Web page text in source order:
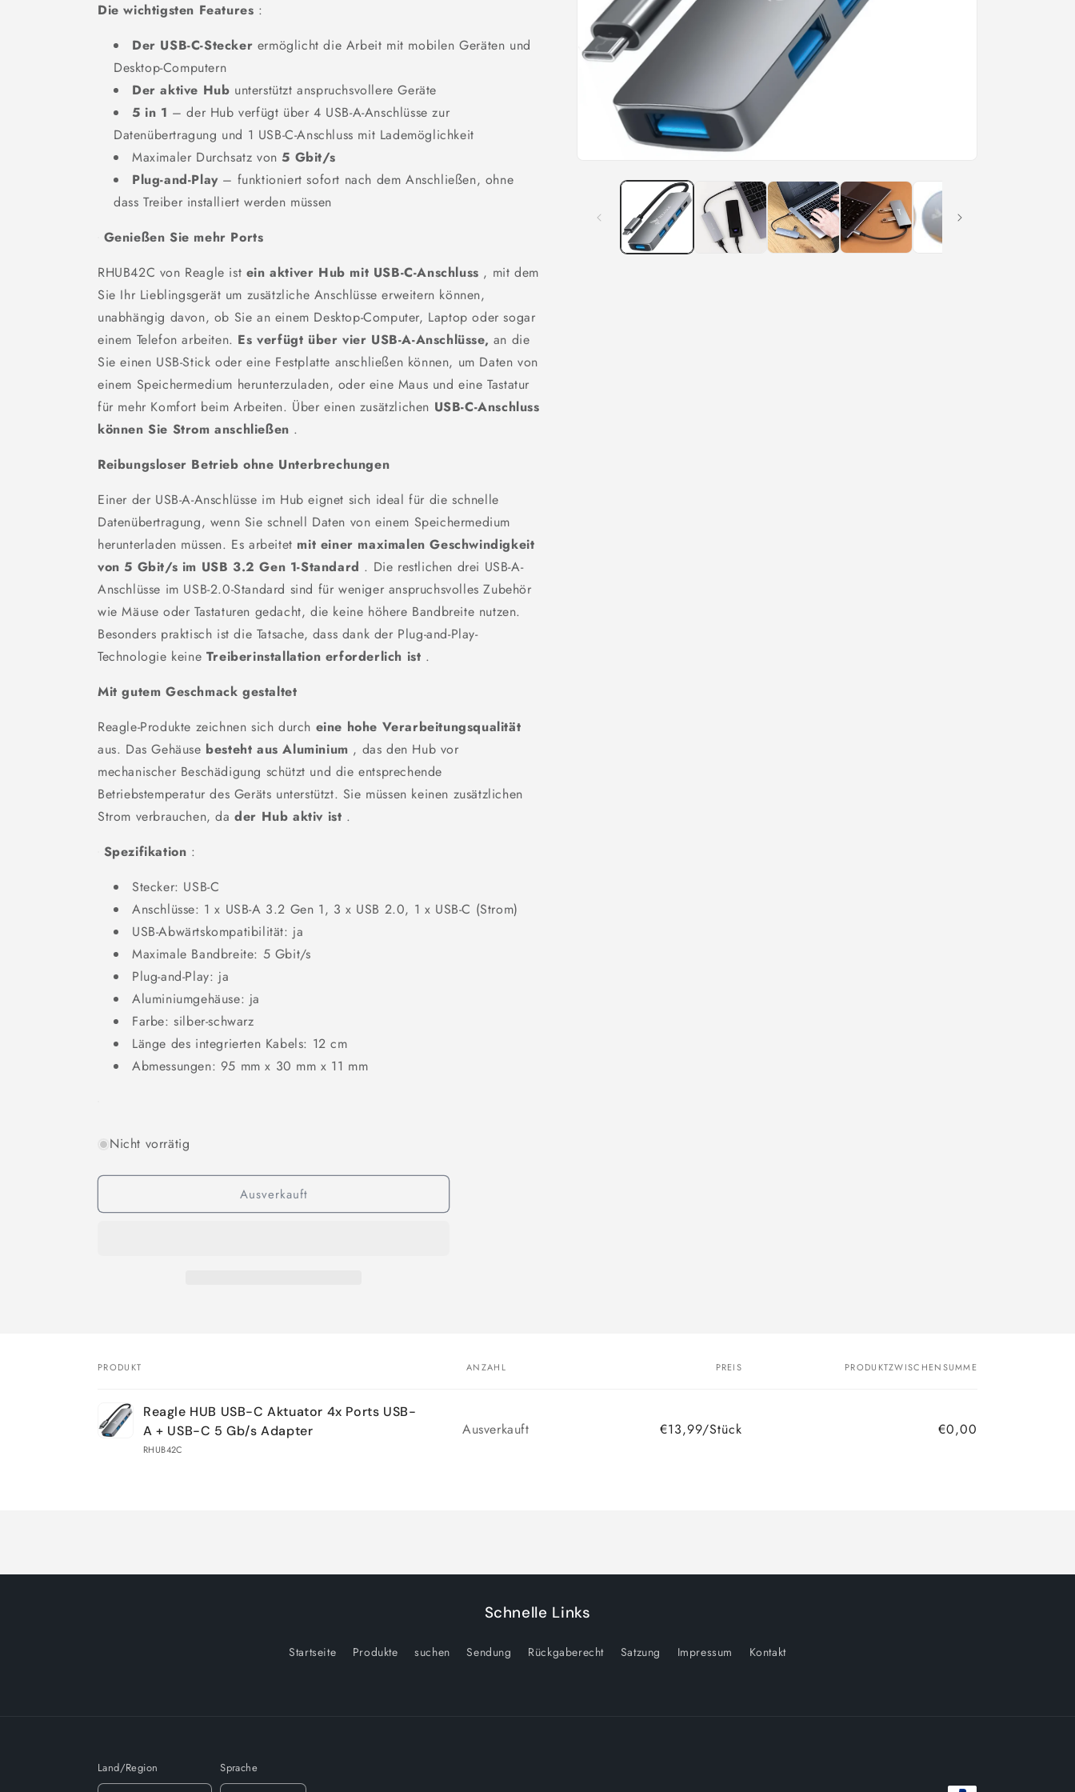
öffnen
Die wichtigsten Features :
Der USB-C-Stecker ermöglicht die Arbeit mit mobilen Geräten und
Desktop-Computern
Der aktive Hub unterstützt anspruchsvollere Geräte
5 in 1 – der Hub verfügt über 4 USB-A-Anschlüsse zur
Datenübertragung und 1 USB-C-Anschluss mit Lademöglichkeit
Maximaler Durchsatz von 5 Gbit/s
Plug-and-Play – funktioniert sofort nach dem Anschließen, ohne
dass Treiber installiert werden müssen
Genießen Sie mehr Ports
RHUB42C von Reagle ist ein aktiver Hub mit USB-C-Anschluss , mit dem
Sie Ihr Lieblingsgerät um zusätzliche Anschlüsse erweitern können,
unabhängig davon, ob Sie an einem Desktop-Computer, Laptop oder sogar
einem Telefon arbeiten. Es verfügt über vier USB-A-Anschlüsse, an die
Sie einen USB-Stick oder eine Festplatte anschließen können, um Daten von
einem Speichermedium herunterzuladen, oder eine Maus und eine Tastatur
für mehr Komfort beim Arbeiten. Über einen zusätzlichen USB-C-Anschluss
können Sie Strom anschließen .
Reibungsloser Betrieb ohne Unterbrechungen
Einer der USB-A-Anschlüsse im Hub eignet sich ideal für die schnelle
Datenübertragung, wenn Sie schnell Daten von einem Speichermedium
herunterladen müssen. Es arbeitet mit einer maximalen Geschwindigkeit
von 5 Gbit/s im USB 3.2 Gen 1-Standard . Die restlichen drei USB-A-
Anschlüsse im USB-2.0-Standard sind für weniger anspruchsvolles Zubehör
wie Mäuse oder Tastaturen gedacht, die keine höhere Bandbreite nutzen.
Besonders praktisch ist die Tatsache, dass dank der Plug-and-Play-
Technologie keine Treiberinstallation erforderlich ist .
Mit gutem Geschmack gestaltet
Reagle-Produkte zeichnen sich durch eine hohe Verarbeitungsqualität
aus. Das Gehäuse besteht aus Aluminium , das den Hub vor
mechanischer Beschädigung schützt und die entsprechende
Betriebstemperatur des Geräts unterstützt. Sie müssen keinen zusätzlichen
Strom verbrauchen, dader Hub aktiv ist .
Spezifikation :
Stecker: USB-C
Anschlüsse: 1 x USB-A 3.2 Gen 1, 3 x USB 2.0, 1 x USB-C (Strom)
USB-Abwärtskompatibilität: ja
Maximale Bandbreite: 5 Gbit/s
Plug-and-Play: ja
Aluminiumgehäuse: ja
Farbe: silber-schwarz
Länge des integrierten Kabels: 12 cm
Abmessungen: 95 mm x 30 mm x 11 mm
Nicht vorrätig
Ausverkauft
Dein
Warenkorb
PRODUKT ANZAHL PREIS PRODUKTZWISCHENSUMME
Reagle HUB USB-C Aktuator 4x Ports USB-
A + USB-C 5 Gb/s Adapter
RHUB42C
Anzahl
Ausverkauft €13,99/Stück €0,00
Schnelle Links
Startseite Produkte suchen Sendung Rückgaberecht Satzung Impressum Kontakt
Land/Region Sprache